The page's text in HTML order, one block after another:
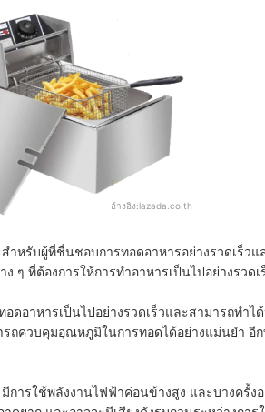
อ้างอิง:lazada.co.th
ำหรับผู้ที่ชื่นชอบการทอดอาหารอย่างรวดเร็ว
ง ๆ ที่ต้องการให้การทำอาหารเป็นไปอย่างรวด
อดอาหารเป็นไปอย่างรวดเร็วและสามารถทำ
ถควบคุมอุณหภูมิในการทอดได้อย่างแม่นยำ อี
มีการใช้พลังงานไฟฟ้าค่อนข้างสูง และบางครั้